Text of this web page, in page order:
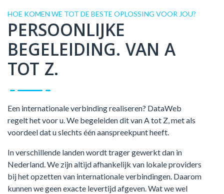
HOE KOMEN WE TOT DE BESTE OPLOSSING VOOR JOU?
PERSOONLIJKE
BEGELEIDING. VAN A
TOT Z.
Een internationale verbinding realiseren? DataWeb
regelt het voor u. We begeleiden dit van A tot Z, met als
voordeel dat u slechts één aanspreekpunt heeft.
In verschillende landen wordt trager gewerkt dan in
Nederland. We zijn altijd afhankelijk van lokale providers
bij het opzetten van internationale verbindingen. Daarom
kunnen we geen exacte levertijd afgeven. Wat we wel